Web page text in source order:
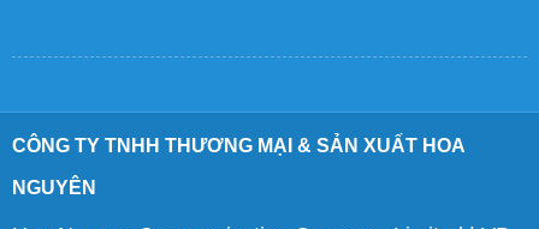
CÔNG TY TNHH THƯƠNG MẠI & SẢN XUẤT HOA
NGUYÊN